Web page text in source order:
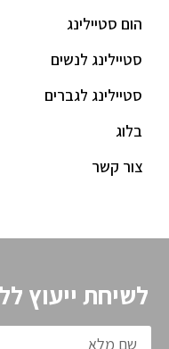
הום סטיילינג
סטיילינג לנשים
סטיילינג לגברים
בלוג
צור קשר
לשיחת ייעוץ